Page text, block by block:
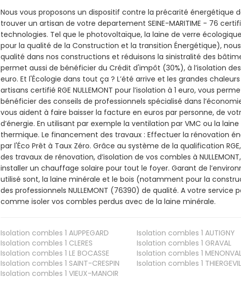
Nous vous proposons un dispositif contre la précarité énergétique
trouver un artisan de votre departement SEINE-MARITIME - 76
technologies. Tel que le photovoltaïque, la laine de verre
pour la qualité de la Construction et la transition Énergétique),
qualité dans nos constructions et réduisons la sinistralité des
permet aussi de bénéficier du Crédit d'impôt (30%), à l’isolation
euro. Et l'Écologie dans tout ça ? L’été arrive et les grandes
artisans certifié RGE NULLEMONT pour l’isolation à 1 euro, vous
bénéficier des conseils de professionnels spécialisé dans
vous aident à faire baisser la facture en euros par personne, de
d’énergie. En utilisant par exemple la ventilation par VMC ou la
thermique. Le financement des travaux : Effectuer la rénovation
par l'Éco Prêt à Taux Zéro. Grâce au système de la qualification
des travaux de rénovation, d’isolation de vos combles à
installer un chauffage solaire pour tout le foyer. Garant de
utilisé sont, la laine minérale et le bois (notamment pour la
des professionnels NULLEMONT (76390) de qualité. A votre service
comme isoler vos combles perdus avec de la laine minérale.
Isolation combles 1 AUPPEGARD Isolation combles 1 AUTIGNY
Isolation combles 1 CLERES Isolation combles 1 GRAVAL
Isolation combles 1 LE BOCASSE Isolation combles 1
Isolation combles 1 SAINT-CRESPIN Isolation combles 1
Isolation combles 1 VIEUX-MANOIR